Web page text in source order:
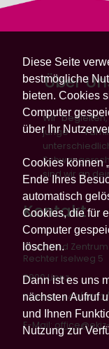
Diese Seite
bestmögliche
bieten. Cookies
Computer
über Ihr
Cookies können
Ende Ihres
automatisch
Cookies, die für
Computer
löschen.
Dann ist es uns
nächsten Aufruf
und Ihnen
Nutzung zur
Über
Wir
junge
sind wir an
Kontakt
Eltern Kind
Rechter Iselweg 5
9900 Lienz
Telefon: +43/
E-Mail: